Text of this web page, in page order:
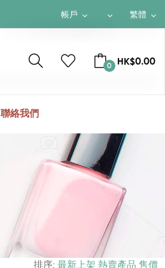
帳戶
¥ RMB
繁體
簡体0 HK$0.00
聯絡我們
排序: 最新上架 熱賣產品 售價